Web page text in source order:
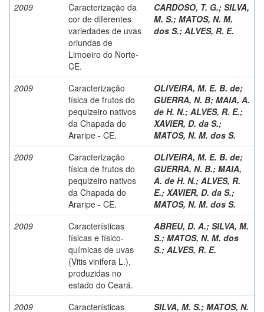
2009
Caracterização da
cor de diferentes
variedades de uvas
oriundas de
Limoeiro do Norte-
CE.
CARDOSO, T. G.; SILVA,
M. S.; MATOS, N. M.
dos S.; ALVES, R. E.
2009
Caracterização
física de frutos do
pequizeiro nativos
da Chapada do
Araripe - CE.
OLIVEIRA, M. E. B. de;
GUERRA, N. B; MAIA, A.
de H. N.; ALVES, R. E.;
XAVIER, D. da S.;
MATOS, N. M. dos S.
2009
Caracterização
física de frutos do
pequizeiro nativos
da Chapada do
Araripe - CE.
OLIVEIRA, M. E. B. de;
GUERRA, N. B.; MAIA,
A. de H. N.; ALVES, R.
E.; XAVIER, D. da S.;
MATOS, N. M. dos S.
2009
Características
físicas e físico-
químicas de uvas
(Vitis vinifera L.),
produzidas no
estado do Ceará.
ABREU, D. A.; SILVA, M.
S.; MATOS, N. M. dos
S.; ALVES, R. E.
2009
Características
SILVA, M. S.; MATOS, N.